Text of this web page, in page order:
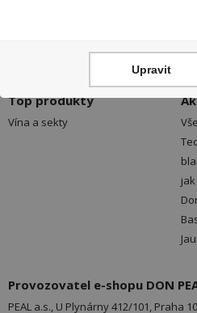
EU
Top produkty
Vína a sekty
Provozovatel e-shopu DON
PEAL a.s., U Plynárny 412/101, Praha 10
Upravit